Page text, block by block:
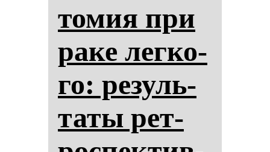
то­мия при
ра­ке лег­ко­
го: ре­зуль­
та­ты рет­